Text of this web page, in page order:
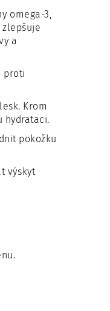
omega-3,
a
proti
Krom
hydrataci.
pokožku
výskyt